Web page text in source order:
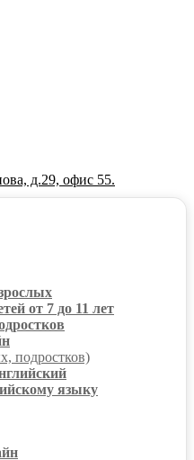
д.29, офис 55.
от 7 до 11 лет
подростков)
языку